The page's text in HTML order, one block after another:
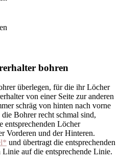
bohren
überlegen, für die ihr Löcher
von einer Seite zur anderen
schräg von hinten nach vorne
Bohrer recht schmal sind,
Löcher
Vorderen und der Hinteren.
und übertragt die entsprechenden
auf die entsprechende Linie.